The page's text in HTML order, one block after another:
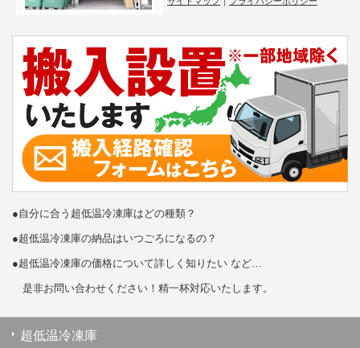
●自分に合う超低温冷凍庫はどの種類？
●超低温冷凍庫の納品はいつごろになるの？
●超低温冷凍庫の価格について詳しく知りたい など…
是非お問い合わせください！精一杯対応いたします。
超低温冷凍庫